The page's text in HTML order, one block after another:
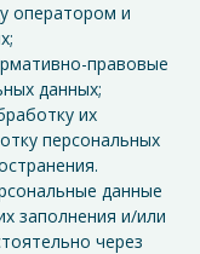
оператором и
правовые
данных;
их
персональных
данные
заполнения и/или
через